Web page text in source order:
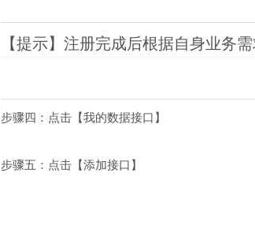
【提示】注册完成后根据自身业务
步骤四：点击【我的数据接口】
步骤五：点击【添加接口】